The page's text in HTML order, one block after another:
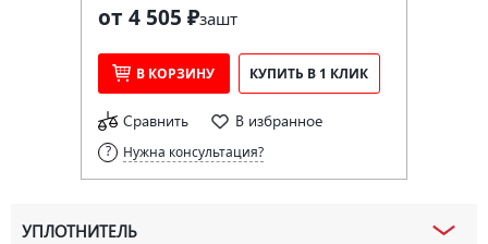
от 4 505 ₽зашт
В КОРЗИНУ КУПИТЬ В 1 КЛИК
Сравнить В избранное
Нужна консультация?
УПЛОТНИТЕЛЬ